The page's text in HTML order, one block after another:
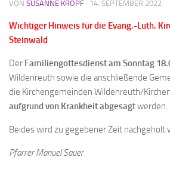
VON SUSANNE KROPF · 14. SEPTEMBER 2022
Wichtiger Hinweis für die Evang.-Luth.
Steinwald
Der Familiengottesdienst am Sonntag
Wildenreuth sowie die anschließende
die Kirchengemeinden Wildenreuth/
aufgrund von Krankheit abgesagtwerden.
Beides wird zu gegebener Zeit nachgeholt
Pfarrer Manuel Sauer